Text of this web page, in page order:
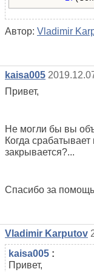
Автор: Vladimir
kaisa005
Привет,
Не могли бы вы
Когда срабатывает
закрывается?...
Спасибо за
Vladimir Karputov
kaisa005 :
Привет,